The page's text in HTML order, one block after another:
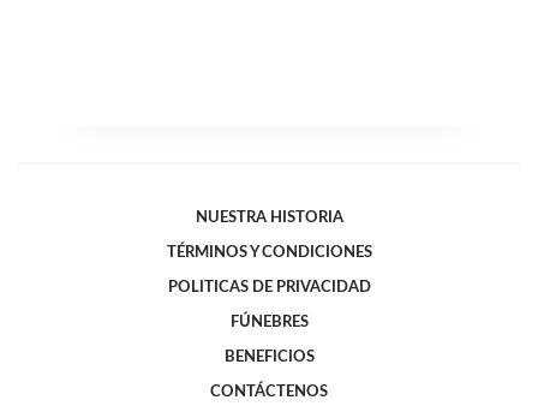
NUESTRA HISTORIA
TÉRMINOS Y CONDICIONES
POLITICAS DE PRIVACIDAD
FÚNEBRES
BENEFICIOS
CONTÁCTENOS